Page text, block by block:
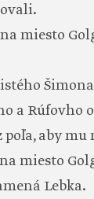
miesto
Šimona
a Rúfovho
poľa, aby mu
miesto
Lebka.